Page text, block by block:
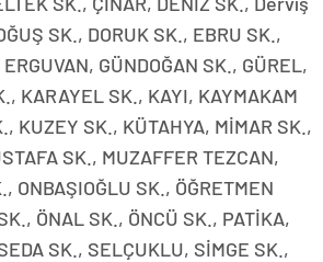
SK., DORUK SK., EBRU SK.,
GÜNDOĞAN SK., GÜREL,
KARAYEL SK., KAYI, KAYMAKAM
KUZEY SK., KÜTAHYA, MİMAR SK.,
SK., MUZAFFER TEZCAN,
ONBAŞIOĞLU SK., ÖĞRETMEN
ÖNAL SK., ÖNCÜ SK., PATİKA,
SK., SELÇUKLU, SİMGE SK.,